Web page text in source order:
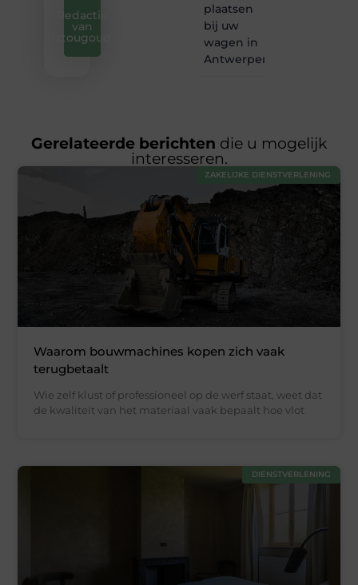
Redactie
van
iztougoud
plaatsen
bij uw
wagen in
Antwerpen?
Gerelateerde berichten die u mogelijk
interesseren.
ZAKELIJKE DIENSTVERLENING
Waarom bouwmachines kopen zich vaak
terugbetaalt
Wie zelf klust of professioneel op de werf staat, weet dat
de kwaliteit van het materiaal vaak bepaalt hoe vlot
DIENSTVERLENING